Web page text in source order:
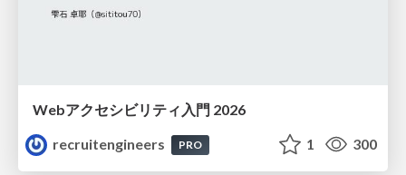
Webアクセシビリティ入門 2026
recruitengineers
PRO 1 300